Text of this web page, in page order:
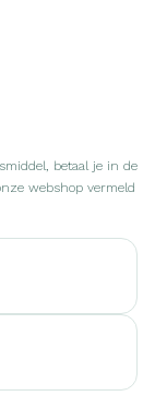
betaal je in de
webshop vermeld